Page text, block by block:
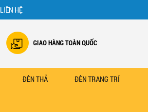
GIAO HÀNG TOÀN QUỐC
LIÊN HỆ
ĐÈN THẢ ĐÈN TRANG TRÍ